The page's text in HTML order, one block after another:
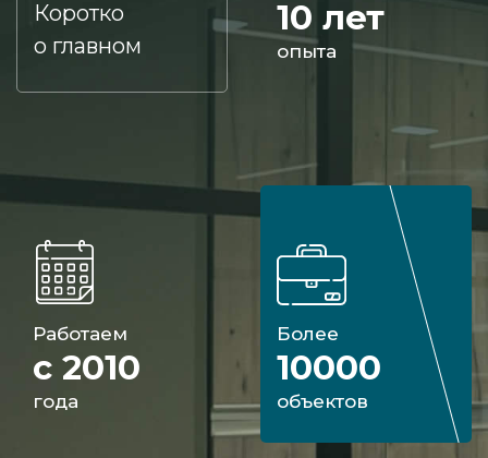
Коротко
о главном
10 лет
опыта
Работаем
с 2010
года
Более
10000
объектов